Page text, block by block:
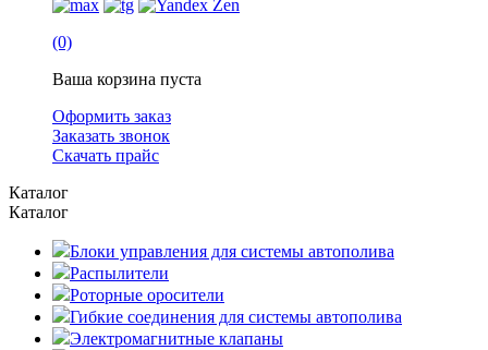
(0)
Ваша корзина пуста
Оформить заказ
Заказать звонок
Скачать прайс
Каталог
Каталог
Блоки управления для системы автополива
Распылители
Роторные оросители
Гибкие соединения для системы автополива
Электромагнитные клапаны